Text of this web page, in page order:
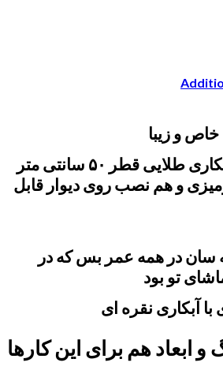
و زیبا
آیینه تمام فلزی با آبکاری طلایی قطر ۵۰ سانتی متر
و هم نصب روی دیوار قابل
سان در همه عمر بس که در
تو بود
آبکاری نقره ای
و ابعاد هم برای این کارها